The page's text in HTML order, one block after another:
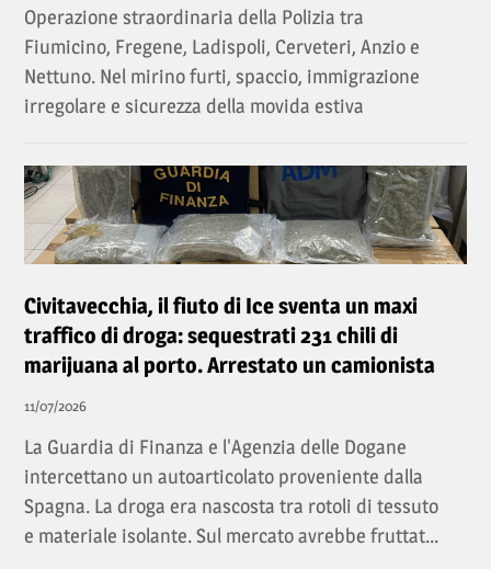
Operazione straordinaria della Polizia tra
Fiumicino, Fregene, Ladispoli, Cerveteri, Anzio e
Nettuno. Nel mirino furti, spaccio, immigrazione
irregolare e sicurezza della movida estiva
Civitavecchia, il fiuto di Ice sventa un maxi
traffico di droga: sequestrati 231 chili di
marijuana al porto. Arrestato un camionista
11/07/2026
La Guardia di Finanza e l'Agenzia delle Dogane
intercettano un autoarticolato proveniente dalla
Spagna. La droga era nascosta tra rotoli di tessuto
e materiale isolante. Sul mercato avrebbe fruttat...